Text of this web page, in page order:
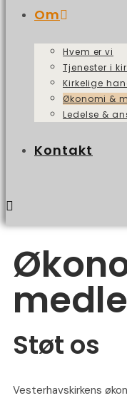
Om
Hvem er vi
Tjenester i
Kirkelige
Økonomi &
Ledelse &
Kontakt
Støt os
Vesterhavskirkens